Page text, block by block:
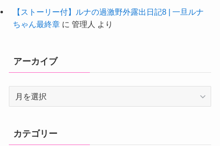
【ストーリー付】ルナの過激野外露出日記8 | 一旦ルナ
ちゃん最終章に 管理人 より
アーカイブ
ブ
カテゴリー